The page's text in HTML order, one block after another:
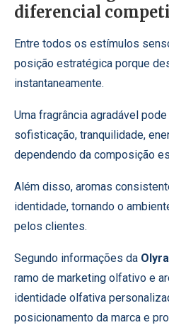
diferencial
Entre todos os estímulos
posição estratégica porque
instantaneamente.
Uma fragrância agradável
sofisticação, tranquilidade,
dependendo da composição
Além disso, aromas
identidade, tornando o
pelos clientes.
Segundo informações da Olyra
ramo de marketing olfativo e
identidade olfativa
posicionamento da marca e